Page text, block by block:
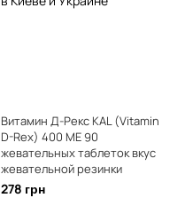
Витамин Д-Рекс KAL (Vitamin
D-Rex) 400 МЕ 90
жевательных таблеток вкус
жевательной резинки
278 грн